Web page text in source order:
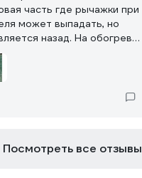
часть где рычажки при
может выпадать, но
назад. На обогрев
будки не хватило
второй.
Посмотреть все отзывы